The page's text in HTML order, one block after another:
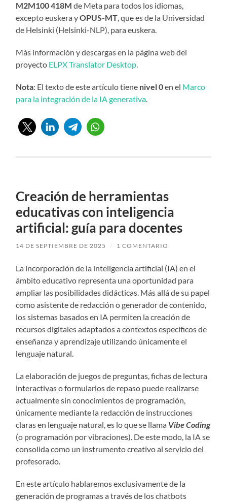
M2M100 418M de Meta para todos los idiomas,
excepto euskera yOPUS-MT , que es de la Universidad
de Helsinki (Helsinki-NLP), para euskera.
Más información y descargas en la página web del
proyecto ELPX Translator Desktop
Nota: El texto de este artículo tiene nivel 0en el Marco
para la integración de la IA generativa
Creación de herramientas
educativas con inteligencia
artificial: guía para docentes
14 DE SEPTIEMBRE DE 2025 / 1 COMENTARIO
La incorporación de la inteligencia artificial (IA) en el
ámbito educativo representa una oportunidad para
ampliar las posibilidades didácticas. Más allá de su papel
como asistente de redacción o generador de contenido,
los sistemas basados en IA permiten la creación de
recursos digitales adaptados a contextos específicos de
enseñanza y aprendizaje utilizando únicamente el
lenguaje natural.
La elaboración de juegos de preguntas, fichas de lectura
interactivas o formularios de repaso puede realizarse
actualmente sin conocimientos de programación,
únicamente mediante la redacción de instrucciones
claras en lenguaje natural, es lo que se llama Vibe Coding
(o programación por vibraciones). De este modo, la IA se
consolida como un instrumento creativo al servicio del
profesorado.
En este artículo hablaremos exclusivamente de la
generación de programas a través de los chatbots